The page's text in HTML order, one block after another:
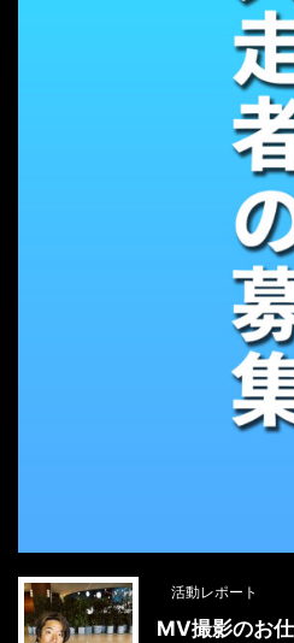
活動レポート
MV撮影のお